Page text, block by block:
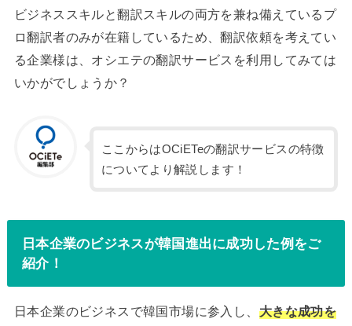
ビジネススキルと翻訳スキルの両方を兼ね備えているプ
ロ翻訳者のみが在籍しているため、翻訳依頼を考えてい
る企業様は、オシエテの翻訳サービスを利用してみては
いかがでしょうか？
ここからはOCiETeの翻訳サービスの特徴
についてより解説します！
日本企業のビジネスが韓国進出に成功した例をご
紹介！
日本企業のビジネスで韓国市場に参入し、 大きな成功を